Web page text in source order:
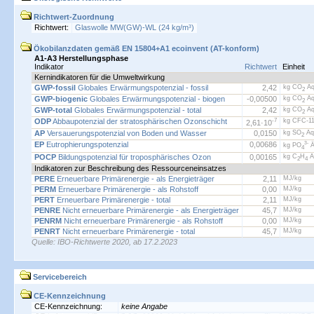
Richtwert-Zuordnung
Richtwert:
Glaswolle MW(GW)-WL (24 kg/m³)
Ökobilanzdaten gemäß EN 15804+A1 ecoinvent (AT-konform)
A1-A3 Herstellungsphase
Indikator
Richtwert
Einheit
Kernindikatoren für die Umweltwirkung
GWP-fossil Globales Erwärmungspotenzial - fossil 2,42 kg CO2
GWP-biogenic Globales Erwärmungspotenzial - biogen -0,00500 kg CO2
GWP-total Globales Erwärmungspotenzial - total 2,42 kg CO2
ODPAbbaupotenzial der stratosphärischen Ozonschicht 2,61·10-7 kg CFC-
AP Versauerungspotenzial von Boden und Wasser 0,0150 kg SO2
EP Eutrophierungspotenzial 0,00686 kg PO4
3-
POCP Bildungspotenzial für troposphärisches Ozon 0,00165 kg C2H 4
Indikatoren zur Beschreibung des Ressourceneinsatzes
PERE Erneuerbare Primärenergie - als Energieträger 2,11 MJ/kg
PERM Erneuerbare Primärenergie - als Rohstoff 0,00 MJ/kg
PERT Erneuerbare Primärenergie - total 2,11 MJ/kg
PENRE Nicht erneuerbare Primärenergie - als Energieträger 45,7 MJ/kg
PENRM Nicht erneuerbare Primärenergie - als Rohstoff 0,00 MJ/kg
PENRT Nicht erneuerbare Primärenergie - total 45,7 MJ/kg
Quelle: IBO-Richtwerte 2020, ab 17.2.2023
Servicebereich
CE-Kennzeichnung
CE-Kennzeichnung:
keine Angabe